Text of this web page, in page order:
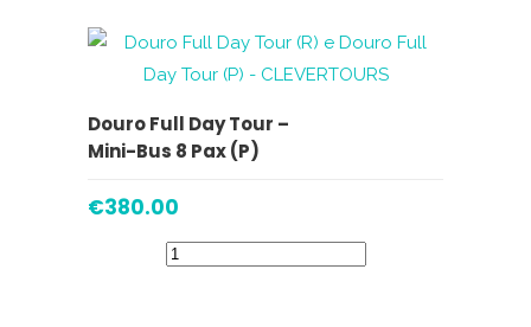
ADICIONAR
Douro Full Day Tour –
Mini-Bus 8 Pax (P)
€380.00